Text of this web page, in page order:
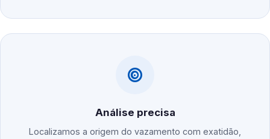
Análise precisa
Localizamos a origem do vazamento com exatidão,